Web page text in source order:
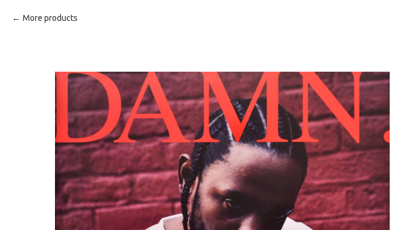
More products